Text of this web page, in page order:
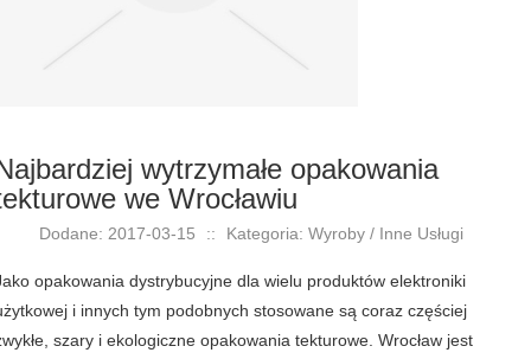
wytrzymałe opakowania
we Wrocławiu
Dodane: 2017-03-15 :: Kategoria: Wyroby / Inne Usługi
opakowania dystrybucyjne dla wielu produktów elektroniki
i innych tym podobnych stosowane są coraz częściej
szary i ekologiczne opakowania tekturowe. Wrocław jest